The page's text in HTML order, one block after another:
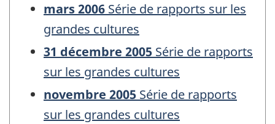
mars 2006 Série de rapports sur les
grandes cultures
31 décembre 2005 Série de rapports
sur les grandes cultures
novembre 2005 Série de rapports
sur les grandes cultures